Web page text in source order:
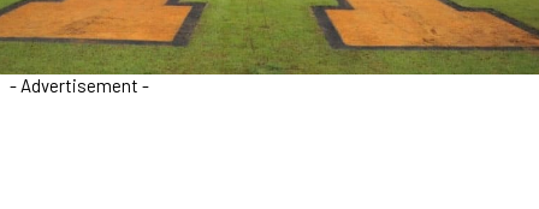
- Advertisement -